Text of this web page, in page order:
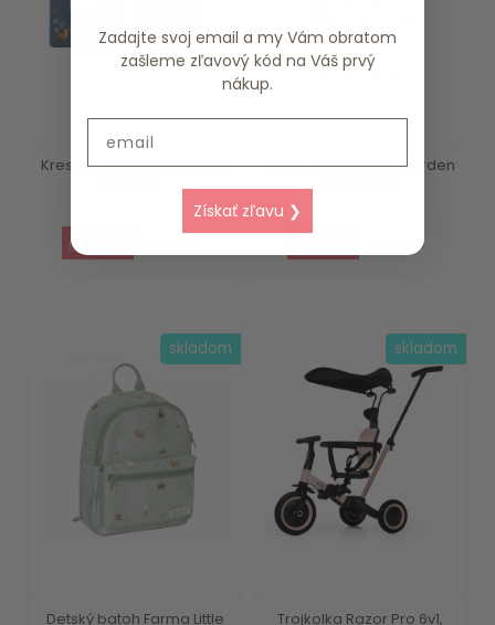
Kresliaci tablet Blue Forest
Detský batoh Fairy Garden
20.19 €
Detský batoh Farma Little
skladom
Trojkolka Razor Pro 6v1,
skladom
Zadajte svoj email a my Vám obratom
zašleme zľavový kód na Váš prvý
nákup.
Získať zľavu ❯